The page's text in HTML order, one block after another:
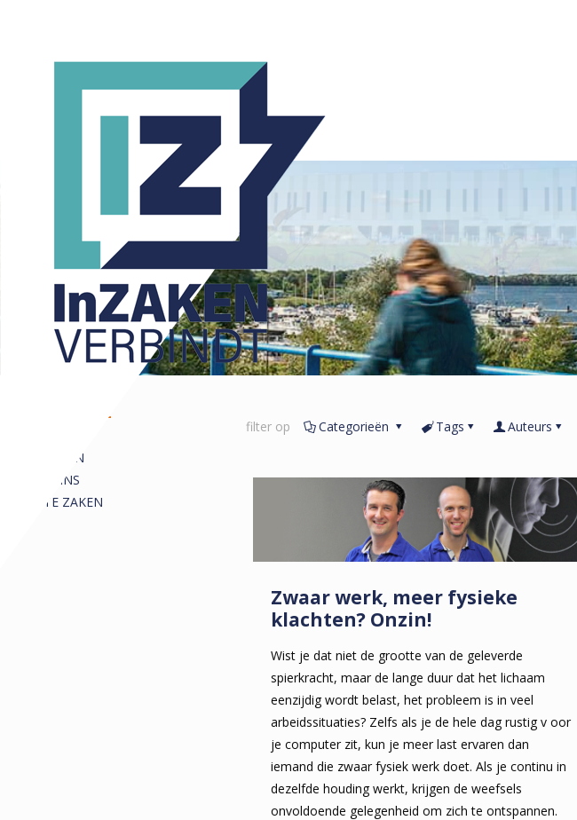
filter op Categorieën Tags Auteurs
Zwaar werk, meer fysieke
klachten? Onzin!
Wist je dat niet de grootte van de geleverde
spierkracht, maar de lange duur dat het lichaam
eenzijdig wordt belast, het probleem is in veel
arbeidssituaties? Zelfs als je de hele dag rustig v oor
je computer zit, kun je meer last ervaren dan
iemand die zwaar fysiek werk doet. Als je continu in
dezelfde houding werkt, krijgen de weefsels
onvoldoende gelegenheid om zich te ontspannen.
REDACTIONEEL
ARTIKELEN
COLUMNS
KORTE ZAKEN